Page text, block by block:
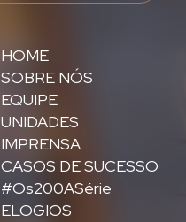
HOME
SOBRE NÓS
EQUIPE
UNIDADES
IMPRENSA
CASOS DE SUCESSO
#Os200ASérie
ELOGIOS